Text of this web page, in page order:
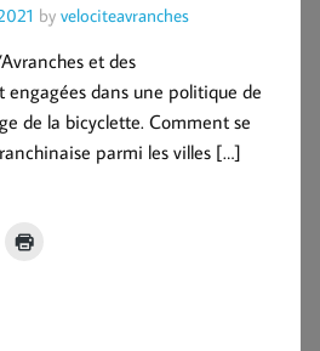
by velociteavranches
et des
engagées dans une politique de
de la bicyclette. Comment se
parmi les villes […]